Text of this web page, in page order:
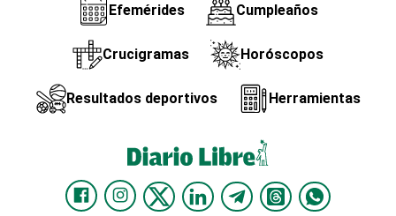
Efemérides Cumpleaños
Crucigramas Horóscopos
Resultados deportivos Herramientas